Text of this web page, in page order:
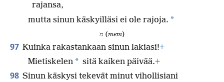
rajansa,
mutta sinun käskyilläsi ei ole rajoja. *
מ (mem)
97 Kuinka rakastankaan sinun lakiasi!+
Mietiskelen * sitä kaiken päivää.+
98 Sinun käskysi tekevät minut vihollisiani